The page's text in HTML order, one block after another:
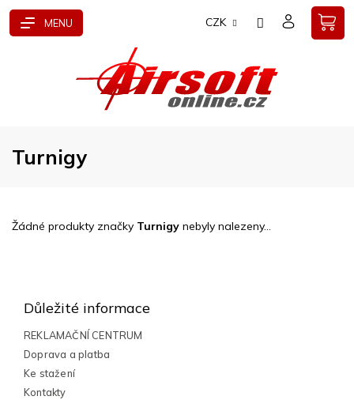
Přejít
CZK
Turnigy
Žádné produkty značky Turnigy nebyly nalezeny...
Důležité informace
REKLAMAČNÍ CENTRUM
Doprava a platba
Ke stažení
Kontakty